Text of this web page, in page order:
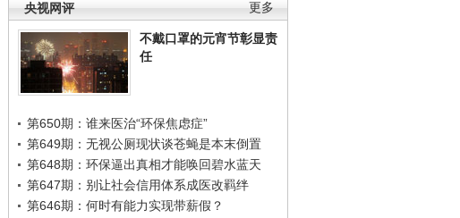
更多
央视网评
不戴口罩的元宵节彰显责
任
第650期：谁来医治“环保焦虑症”
第649期：无视公厕现状谈苍蝇是本末倒置
第648期：环保逼出真相才能唤回碧水蓝天
第647期：别让社会信用体系成医改羁绊
第646期：何时有能力实现带薪假？